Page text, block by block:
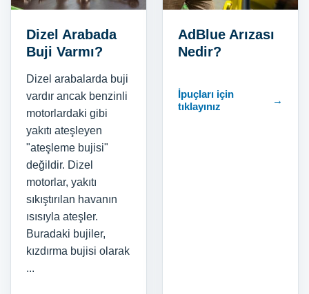
Dizel Arabada
Buji Varmı?
Dizel arabalarda buji
vardır ancak benzinli
motorlardaki gibi
yakıtı ateşleyen
"ateşleme bujisi"
değildir. Dizel
motorlar, yakıtı
sıkıştırılan havanın
ısısıyla ateşler.
Buradaki bujiler,
kızdırma bujisi olarak
...
AdBlue Arızası
Nedir?
İpuçları için
tıklayınız
→